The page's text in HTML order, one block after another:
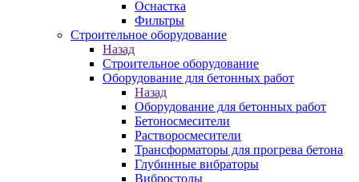
Оснастка
Фильтры
Строительное оборудование
Назад
Строительное оборудование
Оборудование для бетонных работ
Назад
Оборудование для бетонных работ
Бетоносмесители
Растворосмесители
Трансформаторы для прогрева бетона
Глубинные вибраторы
Вибростолы